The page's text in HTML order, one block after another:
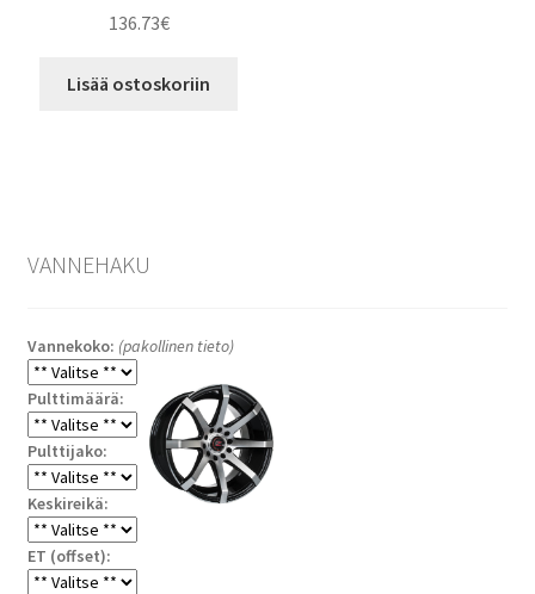
136.73€
Lisää ostoskoriin
VANNEHAKU
Vannekoko: (pakollinen tieto)
Pulttimäärä:
Pulttijako:
Keskireikä:
ET (offset):